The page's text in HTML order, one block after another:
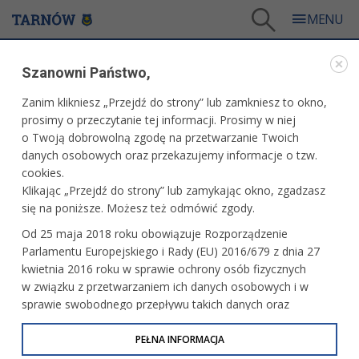
VI Dni Schuberta
WARTO ZOBACZYĆ
VI DNI SCHUBERTA
06.02.2025, 19:38 fot. Paweł Topolski
Szanowni Państwo,
Zanim klikniesz „Przejdź do strony” lub zamkniesz to okno,
prosimy o przeczytanie tej informacji. Prosimy w niej
o Twoją dobrowolną zgodę na przetwarzanie Twoich
danych osobowych oraz przekazujemy informacje o tzw.
cookies.
Klikając „Przejdź do strony” lub zamykając okno, zgadzasz
się na poniższe. Możesz też odmówić zgody.
Od 25 maja 2018 roku obowiązuje Rozporządzenie
Parlamentu Europejskiego i Rady (EU) 2016/679 z dnia 27
kwietnia 2016 roku w sprawie ochrony osób fizycznych
w związku z przetwarzaniem ich danych osobowych i w
sprawie swobodnego przepływu takich danych oraz
uchylenia dyrektywy 95/46/WE (określane jako RODO, GDPR
lub Ogólne Rozporządzenie o Ochronie Danych
PEŁNA INFORMACJA